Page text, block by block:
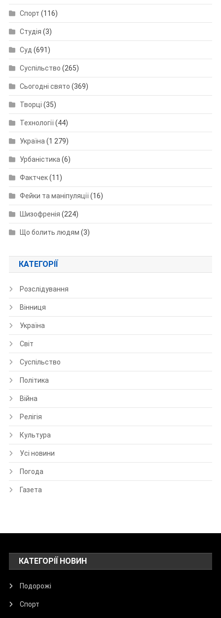
Спорт (116)
Студія (3)
Суд (691)
Суспільство (265)
Сьогодні свято (369)
Творці (35)
Технології(44)
Україна(1 279)
Урбаністика(6)
Фактчек(11)
Фейки та маніпуляції(16)
Шизофренія (224)
Що болить людям (3)
КАТЕГОРІЇ
Розслідування
Вінниця
Україна
Світ
Суспільство
Політика
Війна
Релігія
Культура
Усі новини
Погода
Газета
КАТЕГОРІЇ НОВИН
Подорожі
Спорт